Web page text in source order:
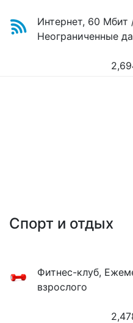
Интернет, 60
Неограниченные
Спорт и отдых
Фитнес-клуб,
взрослого